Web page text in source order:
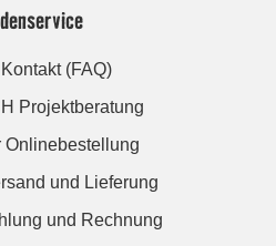
(FAQ)
Projektberatung
Onlinebestellung
und Lieferung
und Rechnung